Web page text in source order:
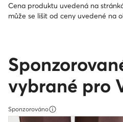
Cena produktu uvedená na
může se lišit od ceny uvedené na
vybrané pro
Sponzorováno